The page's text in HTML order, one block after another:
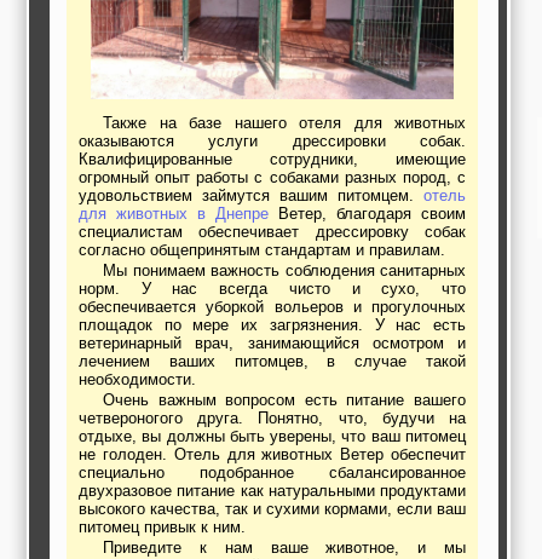
Также на базе нашего отеля для животных
оказываются услуги дрессировки собак.
Квалифицированные сотрудники, имеющие
огромный опыт работы с собаками разных пород, с
удовольствием займутся вашим питомцем. отель
для животных в Днепре Ветер, благодаря своим
специалистам обеспечивает дрессировку собак
согласно общепринятым стандартам и правилам.
Мы понимаем важность соблюдения санитарных
норм. У нас всегда чисто и сухо, что
обеспечивается уборкой вольеров и прогулочных
площадок по мере их загрязнения. У нас есть
ветеринарный врач, занимающийся осмотром и
лечением ваших питомцев, в случае такой
необходимости.
Очень важным вопросом есть питание вашего
четвероногого друга. Понятно, что, будучи на
отдыхе, вы должны быть уверены, что ваш питомец
не голоден. Отель для животных Ветер обеспечит
специально подобранное сбалансированное
двухразовое питание как натуральными продуктами
высокого качества, так и сухими кормами, если ваш
питомец привык к ним.
Приведите к нам ваше животное, и мы